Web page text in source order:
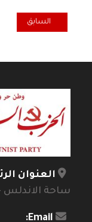
المقال السابق:
السابق
العنوان
ساحة الاندلس
Email: